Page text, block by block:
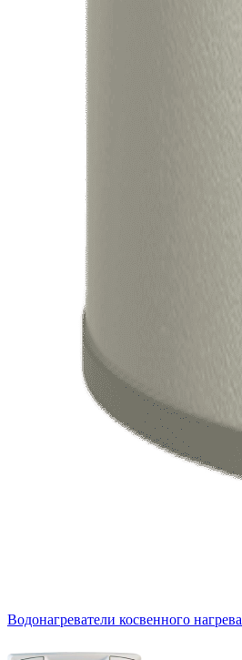
Водонагреватели косвенного нагрева